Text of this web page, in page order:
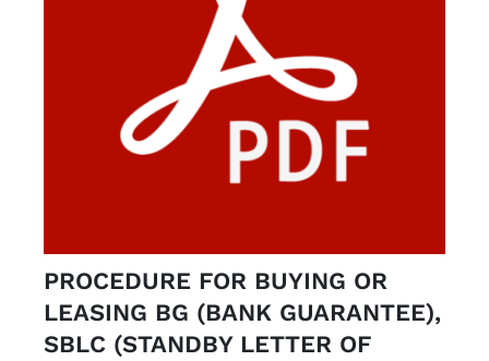
PROCEDURE FOR BUYING OR
LEASING BG (BANK GUARANTEE),
SBLC (STANDBY LETTER OF